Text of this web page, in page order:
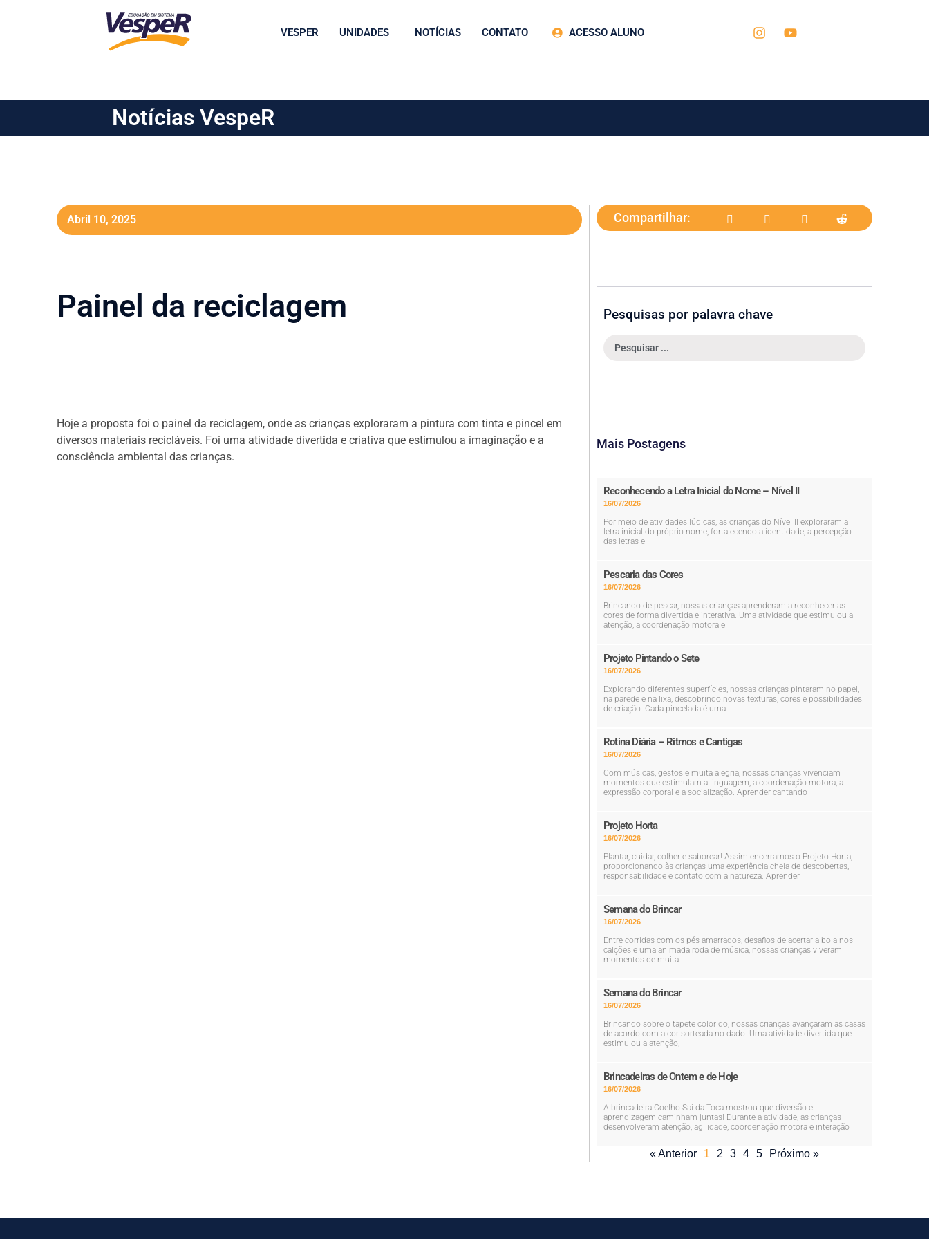
VESPER UNIDADES NOTÍCIAS CONTATO ACESSO ALUNO
Notícias VespeR
Abril 10, 2025
Painel da reciclagem
Hoje a proposta foi o painel da reciclagem, onde as crianças exploraram a pintura com tinta e pincel em
diversos materiais recicláveis. Foi uma atividade divertida e criativa que estimulou a imaginação e a
consciência ambiental das crianças.
Compartilhar:
Pesquisas por palavra chave
Mais Postagens
Reconhecendo a Letra Inicial do Nome – Nível II
16/07/2026
Por meio de atividades lúdicas, as crianças do Nível II exploraram a
letra inicial do próprio nome, fortalecendo a identidade, a percepção
das letras e
Pescaria das Cores
16/07/2026
Brincando de pescar, nossas crianças aprenderam a reconhecer as
cores de forma divertida e interativa. Uma atividade que estimulou a
atenção, a coordenação motora e
Projeto Pintando o Sete
16/07/2026
Explorando diferentes superfícies, nossas crianças pintaram no papel,
na parede e na lixa, descobrindo novas texturas, cores e possibilidades
de criação. Cada pincelada é uma
Rotina Diária – Ritmos e Cantigas
16/07/2026
Com músicas, gestos e muita alegria, nossas crianças vivenciam
momentos que estimulam a linguagem, a coordenação motora, a
expressão corporal e a socialização. Aprender cantando
Projeto Horta
16/07/2026
Plantar, cuidar, colher e saborear! Assim encerramos o Projeto Horta,
proporcionando às crianças uma experiência cheia de descobertas,
responsabilidade e contato com a natureza. Aprender
Semana do Brincar
16/07/2026
Entre corridas com os pés amarrados, desafios de acertar a bola nos
calções e uma animada roda de música, nossas crianças viveram
momentos de muita
Semana do Brincar
16/07/2026
Brincando sobre o tapete colorido, nossas crianças avançaram as casas
de acordo com a cor sorteada no dado. Uma atividade divertida que
estimulou a atenção,
Brincadeiras de Ontem e de Hoje
16/07/2026
A brincadeira Coelho Sai da Toca mostrou que diversão e
aprendizagem caminham juntas! Durante a atividade, as crianças
desenvolveram atenção, agilidade, coordenação motora e interação
« Anterior 1 2 3 4 5 Próximo »